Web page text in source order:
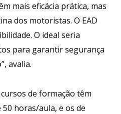
mais eficácia prática, mas
dos motoristas. O EAD
O ideal seria
para garantir segurança
avalia.
de formação têm
horas/aula, e os de